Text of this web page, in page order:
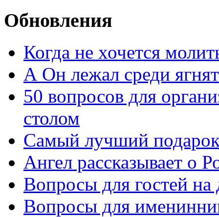
Обновления
Когда не хочется
А Он лежал среди ягнят
50 вопросов для
столом
Самый лучший
Ангел рассказывает о
Вопросы для гостей
Вопросы для